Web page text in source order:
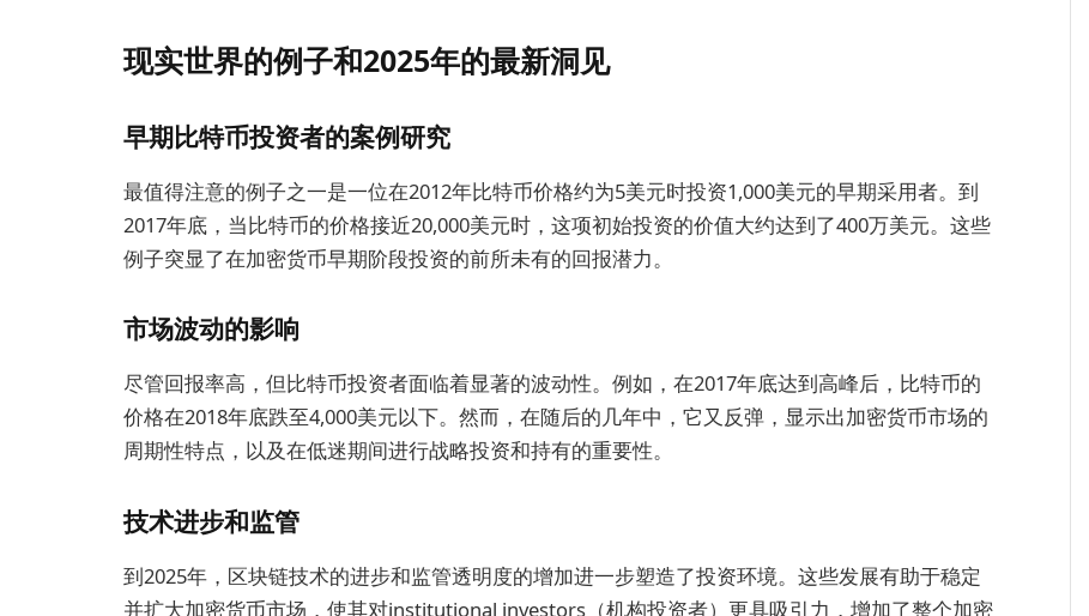
现实世界的例子和2025年的最新洞见
早期比特币投资者的案例研究
最值得注意的例子之一是一位在2012年比特币价格约为5美元时投资1,000美元的早期采用者。到
2017年底，当比特币的价格接近20,000美元时，这项初始投资的价值大约达到了400万美元。这些
例子突显了在加密货币早期阶段投资的前所未有的回报潜力。
市场波动的影响
尽管回报率高，但比特币投资者面临着显著的波动性。例如，在2017年底达到高峰后，比特币的
价格在2018年底跌至4,000美元以下。然而，在随后的几年中，它又反弹，显示出加密货币市场的
周期性特点，以及在低迷期间进行战略投资和持有的重要性。
技术进步和监管
到2025年，区块链技术的进步和监管透明度的增加进一步塑造了投资环境。这些发展有助于稳定
并扩大加密货币市场，使其对institutional investors（机构投资者）更具吸引力，增加了整个加密